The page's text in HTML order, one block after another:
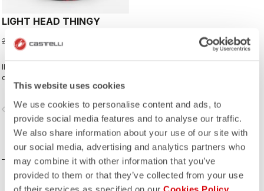
This website uses cookies
We use cookies to personalise content and ads, to
provide social media features and to analyse our traffic.
We also share information about your use of our site with
our social media, advertising and analytics partners who
may combine it with other information that you’ve
provided to them or that they’ve collected from your use
of their services as specified on our Cookies Policy.
LIGHT HEAD THINGY
22,95 € 13,77 €
Il s'agit d'un gant adapté à la course
qui offre une excellente adhérence
et juste la bonne quantité de
rembourrage.
navigate_next
COMPAREZ